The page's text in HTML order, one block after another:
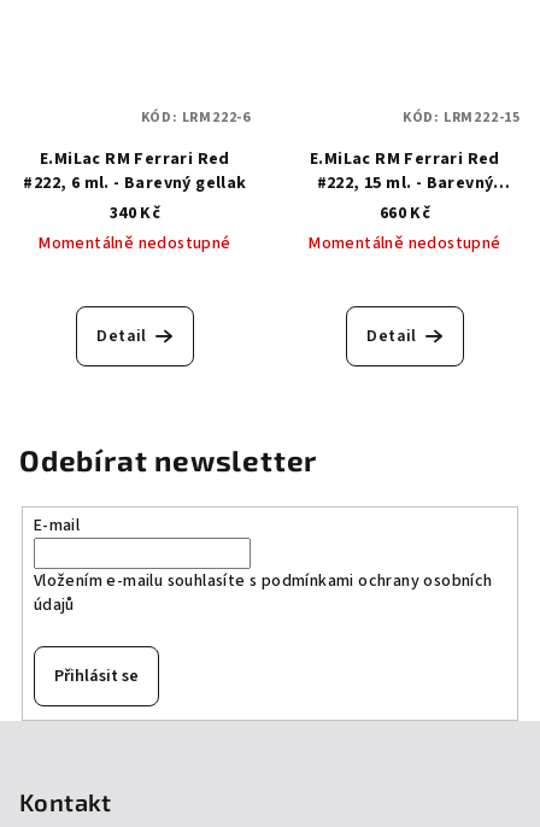
E.MiLac RM Ferrari Red
#222, 6 ml. - Barevný gellak
340 Kč
Momentálně nedostupné
Detail
KÓD: LRM222-6
E.MiLac RM Ferrari Red
#222, 15 ml. - Barevný
gellak
660 Kč
Momentálně nedostupné
Detail
KÓD: LRM222-15
Odebírat newsletter
E-mail
Vložením e-mailu souhlasíte s podmínkami ochrany osobních
údajů
Přihlásit se
Kontakt